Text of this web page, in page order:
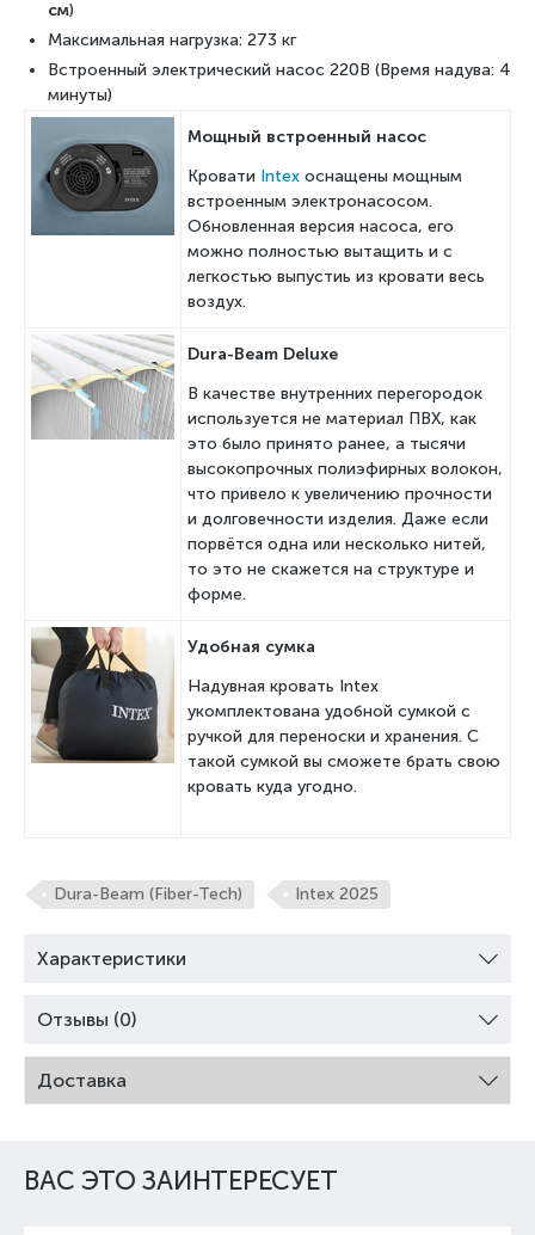
см)
Максимальная нагрузка: 273 кг
Встроенный электрический насос 220В (Время надува: 4
минуты)
Мощный встроенный насос
Кровати Intex оснащены мощным
встроенным электронасосом.
Обновленная версия насоса, его
можно полностью вытащить и с
легкостью выпустиь из кровати весь
воздух.
Dura-Beam Deluxe
В качестве внутренних перегородок
используется не материал ПВХ, как
это было принято ранее, а тысячи
высокопрочных полиэфирных волокон,
что привело к увеличению прочности
и долговечности изделия. Даже если
порвётся одна или несколько нитей,
то это не скажется на структуре и
форме.
Удобная сумка
Надувная кровать Intex
укомплектована удобной сумкой с
ручкой для переноски и хранения. С
такой сумкой вы сможете брать свою
кровать куда угодно.
Dura-Beam (Fiber-Tech) Intex 2025
Характеристики
Отзывы (0)
Доставка
ВАС ЭТО ЗАИНТЕРЕСУЕТ